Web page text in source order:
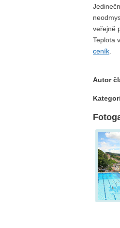
veřejně
Teplota
ceník
Autor